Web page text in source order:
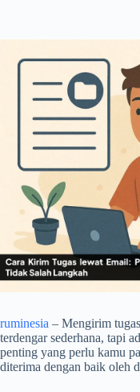
ruminesia – Mengirim
terdengar sederhana, tapi
penting yang perlu kamu
diterima dengan baik oleh